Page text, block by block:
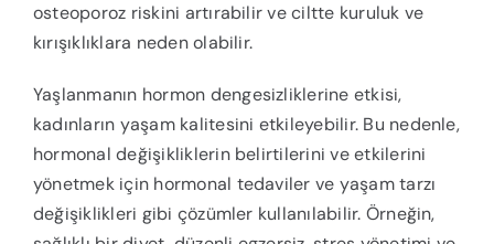
osteoporoz riskini artırabilir ve ciltte kuruluk ve
kırışıklıklara neden olabilir.
Yaşlanmanın hormon dengesizliklerine etkisi,
kadınların yaşam kalitesini etkileyebilir. Bu nedenle,
hormonal değişikliklerin belirtilerini ve etkilerini
yönetmek için hormonal tedaviler ve yaşam tarzı
değişiklikleri gibi çözümler kullanılabilir. Örneğin,